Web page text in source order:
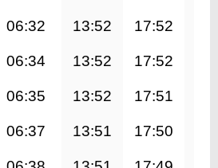
06:32 13:52 17:52
06:34 13:52 17:52
06:35 13:52 17:51
06:37 13:51 17:50